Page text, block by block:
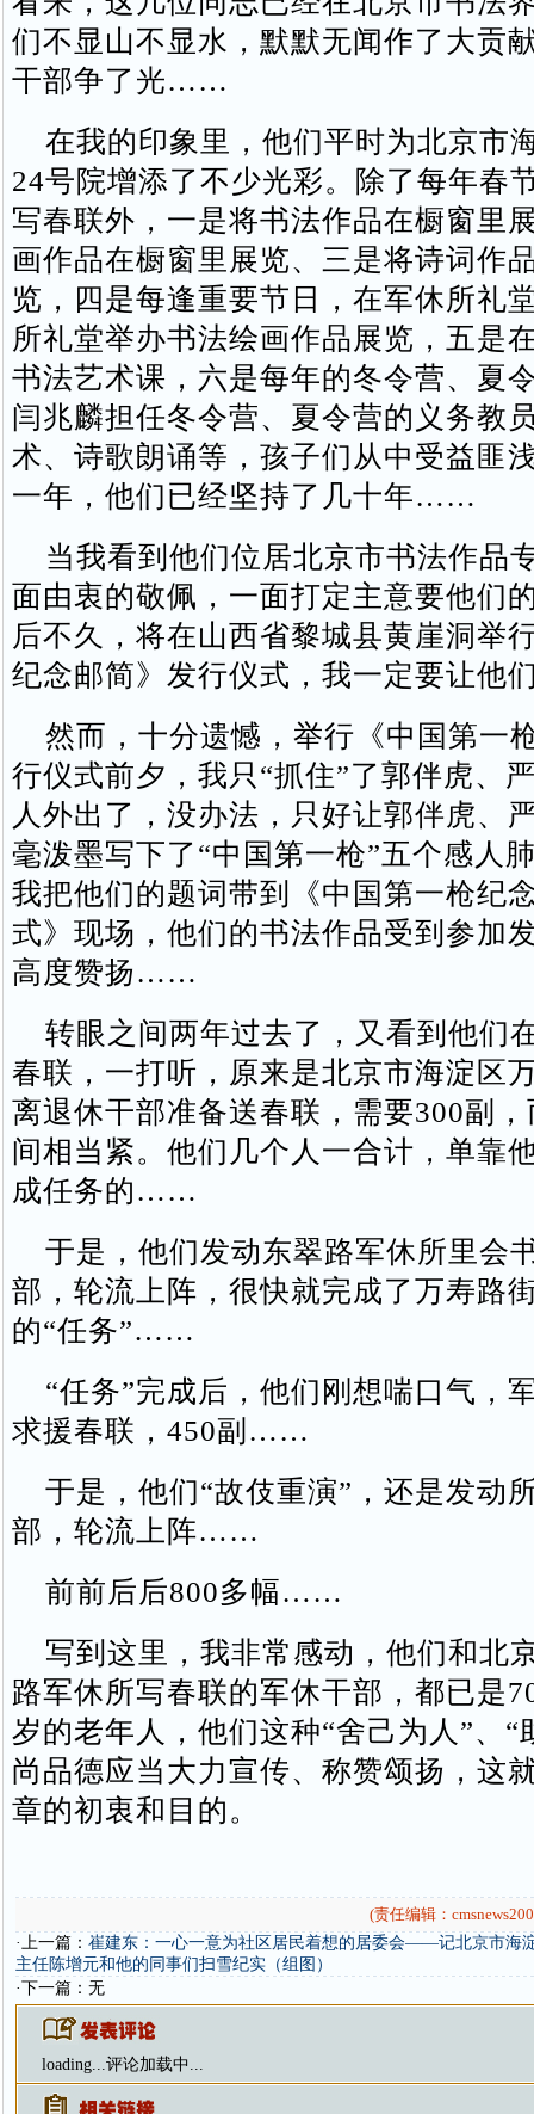
们不显山不显水，默默无闻作了大贡
干部争了光……
在我的印象里，他们平时为北京市
24号院增添了不少光彩。除了每年春
写春联外，一是将书法作品在橱窗里
画作品在橱窗里展览、三是将诗词作
览，四是每逢重要节日，在军休所礼
所礼堂举办书法绘画作品展览，五是
书法艺术课，六是每年的冬令营、夏
闫兆麟担任冬令营、夏令营的义务教
术、诗歌朗诵等，孩子们从中受益匪
一年，他们已经坚持了几十年……
当我看到他们位居北京市书法作品
面由衷的敬佩，一面打定主意要他们
后不久，将在山西省黎城县黄崖洞举
纪念邮简》发行仪式，我一定要让
然而，十分遗憾，举行《中国第一
行仪式前夕，我只“抓住”了郭伴虎、
人外出了，没办法，只好让郭伴虎、
毫泼墨写下了“中国第一枪”五个感人
我把他们的题词带到《中国第一枪纪
式》现场，他们的书法作品受到参加
高度赞扬……
转眼之间两年过去了，又看到他们
春联，一打听，原来是北京市海淀区
离退休干部准备送春联，需要300副
间相当紧。他们几个人一合计，单靠
成任务的……
于是，他们发动东翠路军休所里会
部，轮流上阵，很快就完成了万寿路
的“任务”……
“任务”完成后，他们刚想喘口气，
求援春联，450副……
于是，他们“故伎重演”，还是发动
部，轮流上阵……
前前后后800多幅……
写到这里，我非常感动，他们和北
路军休所写春联的军休干部，都已是
岁的老年人，他们这种“舍己为人”、“
尚品德应当大力宣传、称赞颂扬，这
章的初衷和目的。
(责任编辑：
·上一篇： 崔建东：一心一意为社区居民着想的居委会——记北京市海
主任陈增元和他的同事们扫雪纪实（组图）
·下一篇：无
loading...评论加载中...